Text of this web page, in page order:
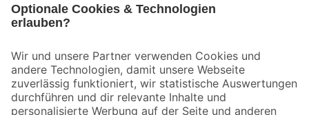
Der toom Newsletter: Keine Angebote und Aktionen mehr verpassen!
Zur Newsletter Anmeldung